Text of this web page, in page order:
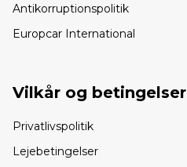
Antikorruptionspolitik
Europcar International
Vilkår og betingelser
Privatlivspolitik
Lejebetingelser